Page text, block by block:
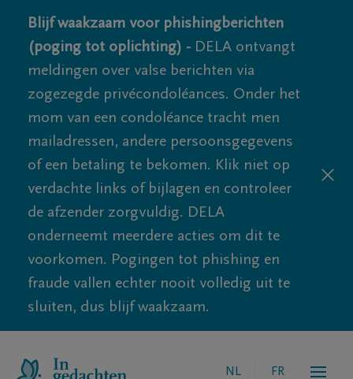
Blijf waakzaam voor phishingberichten
(poging tot oplichting) - DELA ontvangt
meldingen over valse berichten via
zogezegde privécondoléances. Onder het
mom van een condoléance tracht men
mailadressen, andere persoonsgegevens
of een betaling te bekomen. Klik niet op
verdachte links of bijlagen en controleer
de afzender zorgvuldig. DELA
onderneemt meerdere acties om dit te
voorkomen. Pogingen tot phishing en
fraude vallen echter nooit volledig uit te
sluiten, dus blijf waakzaam.
NL FR